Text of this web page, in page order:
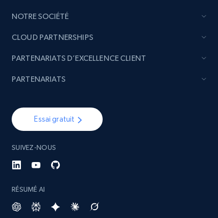
specified keywords
Reviews count shop, Reviews count item, Initial
1.9K+
Etsy - Collects data from shop's URL
Reviews count shop, Reviews count item, Initial
price, and more.
1.9K+
NOTRE SOCIÉTÉ
Essai gratuit
SUIVEZ-NOUS
RÉSUMÉ AI
CLOUD PARTNERSHIPS
PARTENARIATS D’EXCELLENCE CLIENT
PARTENARIATS